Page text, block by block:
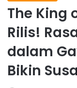
The King
Rilis!
dalam
Bikin